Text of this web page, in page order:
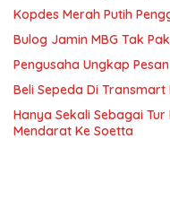
Kopdes Merah Putih
Bulog Jamin MBG Tak
Pengusaha Ungkap
Beli Sepeda Di Transmart
Hanya Sekali Sebagai
Mendarat Ke Soetta